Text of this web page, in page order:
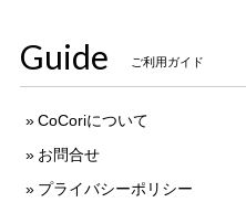
Guide ご利用ガイド
CoCoriについて
お問合せ
プライバシーポリシー